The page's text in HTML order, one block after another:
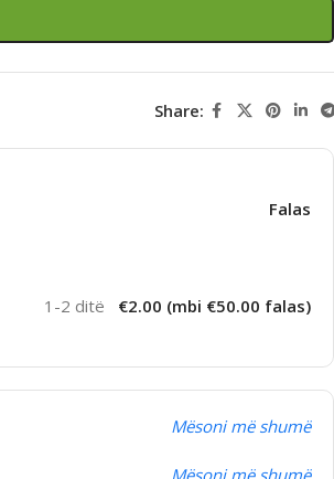
Share:
Falas
1-2 ditë €2.00 (mbi €50.00 falas)
Mësoni më shumë
Mësoni më shumë